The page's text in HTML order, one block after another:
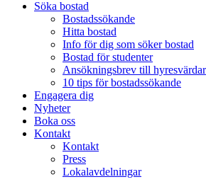
Söka bostad
Bostadssökande
Hitta bostad
Info för dig som söker bostad
Bostad för studenter
Ansökningsbrev till hyresvärdar
10 tips för bostadssökande
Engagera dig
Nyheter
Boka oss
Kontakt
Kontakt
Press
Lokalavdelningar